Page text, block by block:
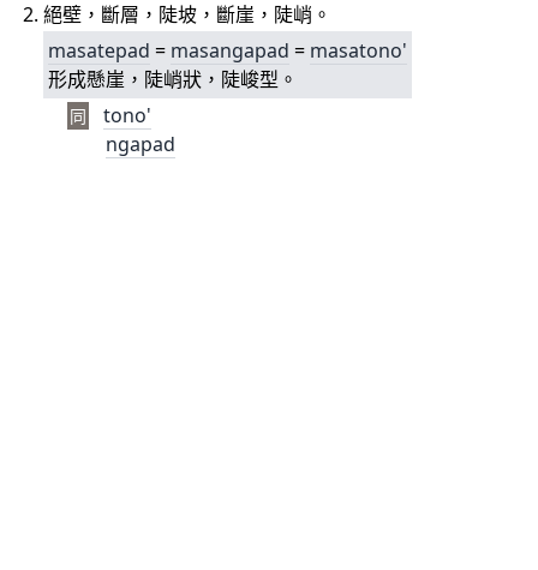
絕壁，斷層，陡坡，斷崖，陡峭。
masatepad = masangapad = masatono'
形成懸崖，陡峭狀，陡峻型。
同
tono'
ngapad